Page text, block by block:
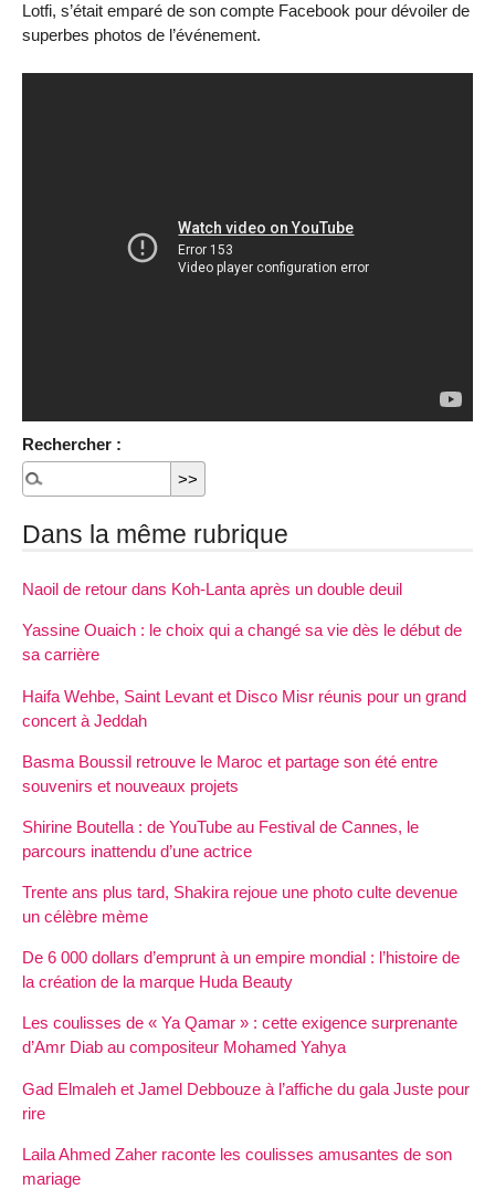
Lotfi, s’était emparé de son compte Facebook pour dévoiler de
superbes photos de l’événement.
Rechercher :
Dans la même rubrique
Naoil de retour dans Koh-Lanta après un double deuil
Yassine Ouaich : le choix qui a changé sa vie dès le début de
sa carrière
Haifa Wehbe, Saint Levant et Disco Misr réunis pour un grand
concert à Jeddah
Basma Boussil retrouve le Maroc et partage son été entre
souvenirs et nouveaux projets
Shirine Boutella : de YouTube au Festival de Cannes, le
parcours inattendu d’une actrice
Trente ans plus tard, Shakira rejoue une photo culte devenue
un célèbre mème
De 6 000 dollars d’emprunt à un empire mondial : l’histoire de
la création de la marque Huda Beauty
Les coulisses de « Ya Qamar » : cette exigence surprenante
d’Amr Diab au compositeur Mohamed Yahya
Gad Elmaleh et Jamel Debbouze à l’affiche du gala Juste pour
rire
Laila Ahmed Zaher raconte les coulisses amusantes de son
mariage